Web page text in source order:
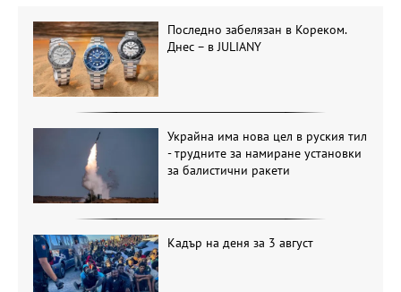
Последно забелязан в Кореком.
Днес – в JULIANY
Украйна има нова цел в руския тил
- трудните за намиране установки
за балистични ракети
Кадър на деня за 3 август